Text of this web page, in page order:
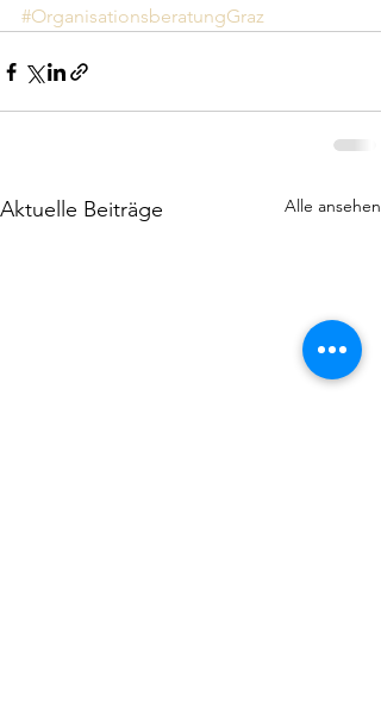
#OrganisationsberatungGraz
Aktuelle Beiträge Alle ansehen